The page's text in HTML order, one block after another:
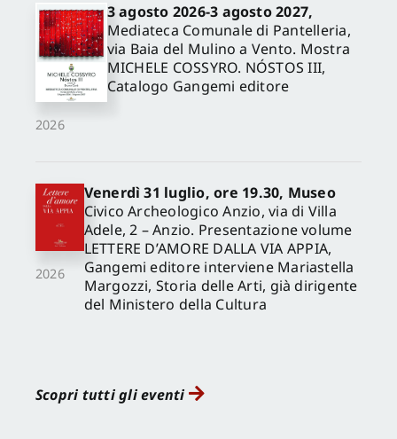
2026
3 agosto 2026-3 agosto 2027,
Mediateca Comunale di Pantelleria,
via Baia del Mulino a Vento. Mostra
MICHELE COSSYRO. NÓSTOS III,
Catalogo Gangemi editore
2026
Venerdì 31 luglio, ore 19.30, Museo
Civico Archeologico Anzio, via di Villa
Adele, 2 – Anzio. Presentazione volume
LETTERE D’AMORE DALLA VIA APPIA,
Gangemi editore interviene Mariastella
Margozzi, Storia delle Arti, già dirigente
del Ministero della Cultura
Scopri tutti gli eventi